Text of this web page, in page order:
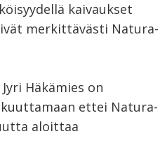
kaivaukset
merkittävästi Natura-
Häkämies on
ettei Natura-
aloittaa